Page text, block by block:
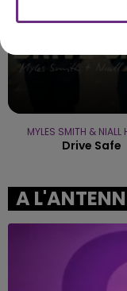
MYLES SMITH & NIALL
Drive Safe
A